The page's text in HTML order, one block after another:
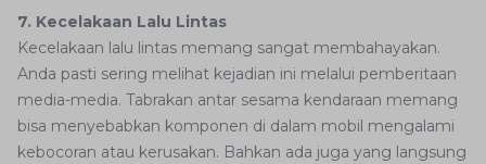
7. Kecelakaan Lalu Lintas
Kecelakaan lalu lintas memang sangat membahayakan.
Anda pasti sering melihat kejadian ini melalui pemberitaan
media-media. Tabrakan antar sesama kendaraan memang
bisa menyebabkan komponen di dalam mobil mengalami
kebocoran atau kerusakan. Bahkan ada juga yang langsung